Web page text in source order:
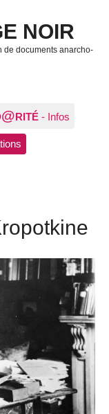
NOIR
de documents anarcho-
@RITÉ - Infos